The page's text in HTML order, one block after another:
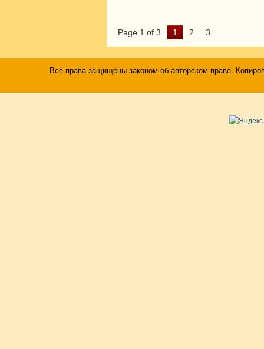
Page 1 of 3 1 2 3
Все права защищены законом об авторском праве.